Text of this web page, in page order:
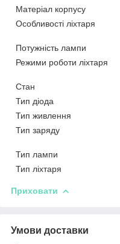
Матеріал корпусу
Особливості ліхтаря
Потужність лампи
Режими роботи ліхтаря
Стан
Тип діода
Тип живлення
Тип заряду
Тип лампи
Тип ліхтаря
Приховати
Умови доставки